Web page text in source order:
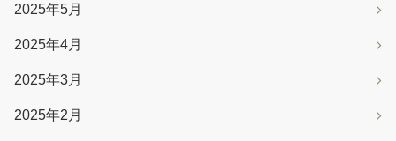
2025年5月
2025年4月
2025年3月
2025年2月